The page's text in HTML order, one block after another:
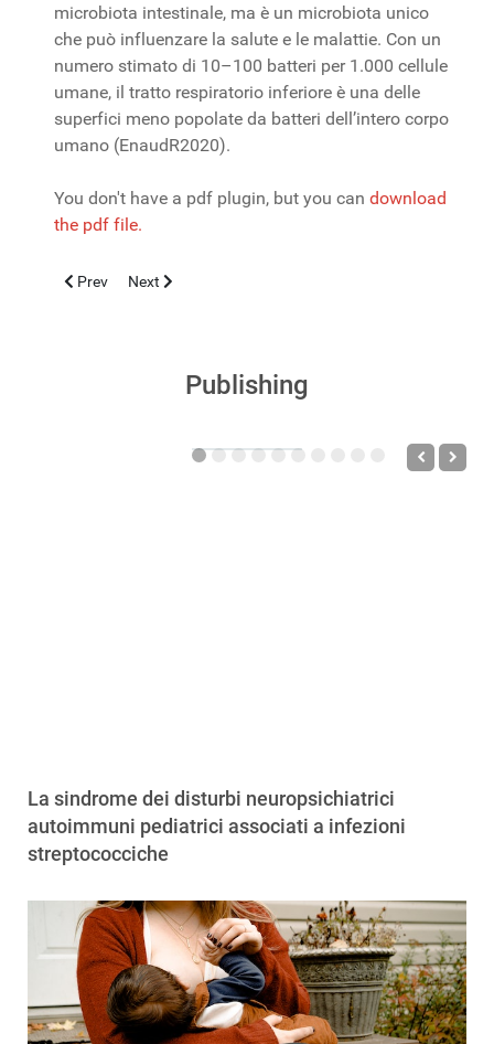
microbiota intestinale, ma è un microbiota unico
che può influenzare la salute e le malattie. Con un
numero stimato di 10–100 batteri per 1.000 cellule
umane, il tratto respiratorio inferiore è una delle
superfici meno popolate da batteri dell’intero corpo
umano (EnaudR2020).
You don't have a pdf plugin, but you can download
the pdf file.
Previous article: Lebanon, 1920-2020 one hundred years since
Prev Next article: Infezioni virali emergenti e riemergenti
Next
Publishing
La sindrome dei disturbi neuropsichiatrici
autoimmuni pediatrici associati a infezioni
streptococciche